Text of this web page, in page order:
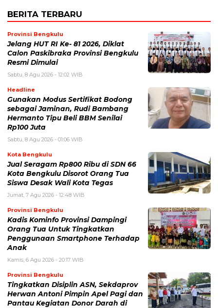
BERITA TERBARU
Provinsi Bengkulu
Jelang HUT RI Ke- 81 2026, Diklat
Calon Paskibraka Provinsi Bengkulu
Resmi Dimulai
Sabtu, 8 Agu 2026 - 12:02 WIB
Headline
Gunakan Modus Sertifikat Bodong
sebagai Jaminan, Rudi Bambang
Hermanto Tipu Beli BBM Senilai
Rp100 Juta
Sabtu, 8 Agu 2026 - 01:06 WIB
Kota Bengkulu
Jual Seragam Rp800 Ribu di SDN 66
Kota Bengkulu Disorot Orang Tua
Siswa Desak Wali Kota Tegas
Jumat, 7 Agu 2026 - 12:48 WIB
Provinsi Bengkulu
Kadis Kominfo Provinsi Dampingi
Orang Tua Untuk Tingkatkan
Penggunaan Smartphone Terhadap
Anak
Kamis, 6 Agu 2026 - 20:17 WIB
Provinsi Bengkulu
Tingkatkan Disiplin ASN, Sekdaprov
Herwan Antoni Pimpin Apel Pagi dan
Pantau Kegiatan Donor Darah di